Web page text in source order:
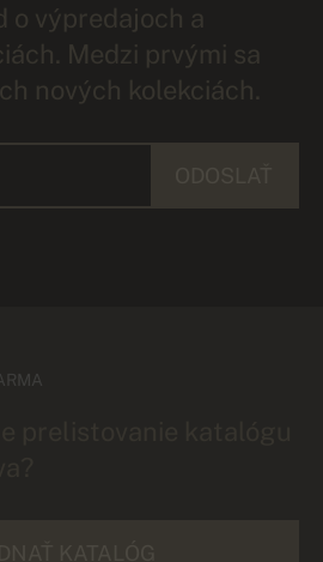
o výpredajoch a
Medzi prvými sa
nových kolekciách.